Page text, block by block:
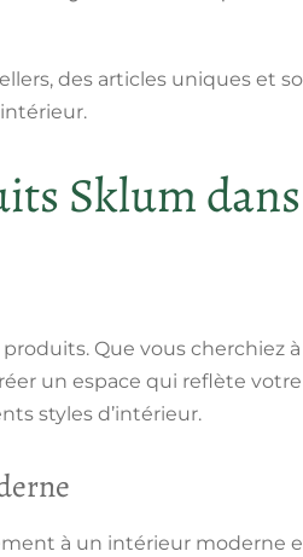
des articles uniques et
Sklum
Que vous cherchiez
un espace qui reflète
styles d’intérieur.
à un intérieur moderne